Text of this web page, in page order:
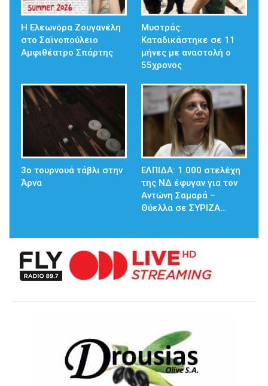
Η Ελεωνόρα Ζουγανέλη
στο Σαϊνοπούλειο
Αμφιθέατρο Σπάρτης
Μυστράς:
Καταδικάστηκε σε 11
μήνες με αναστολή ο
55χρονος
3ο τουρνουά τάβλι στην
Άρνα
ΕΛΠΙΔΑ: 1.000 στελέχη
της ΝΔ έφυγαν για τον
Αντώνη Σαμαρά –
Θύελλα σε ΣΥΡΙΖΑ…